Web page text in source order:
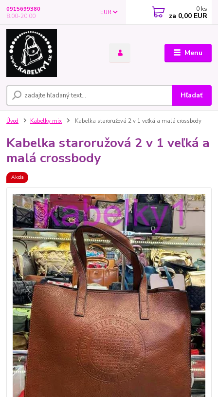
Menu
EUR
Hľadať
0915699380
8.00-20.00
0 ks
za 0,00 EUR
Úvod Kabelky mix Kabelka staroružová 2 v 1 veľká a malá crossbody
Kabelka staroružová 2 v 1 veľká a
malá crossbody
Akcia